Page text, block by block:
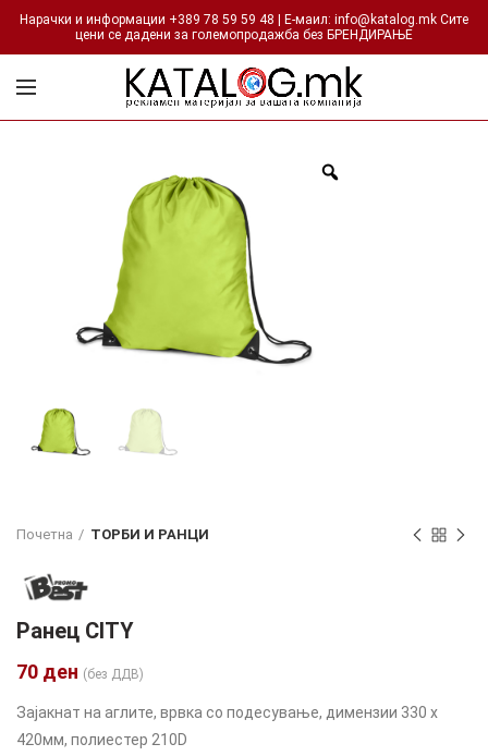
Нарачки и информации +389 78 59 59 48 | Е-маил: info@katalog.mk Сите
цени се дадени за големопродажба без БРЕНДИРАЊЕ
Почетна ТОРБИ И РАНЦИ
Ранец CITY
70 ден (без ДДВ)
Зајакнат на аглите, врвка со подесување, димензии 330 x
420мм, полиестер 210D